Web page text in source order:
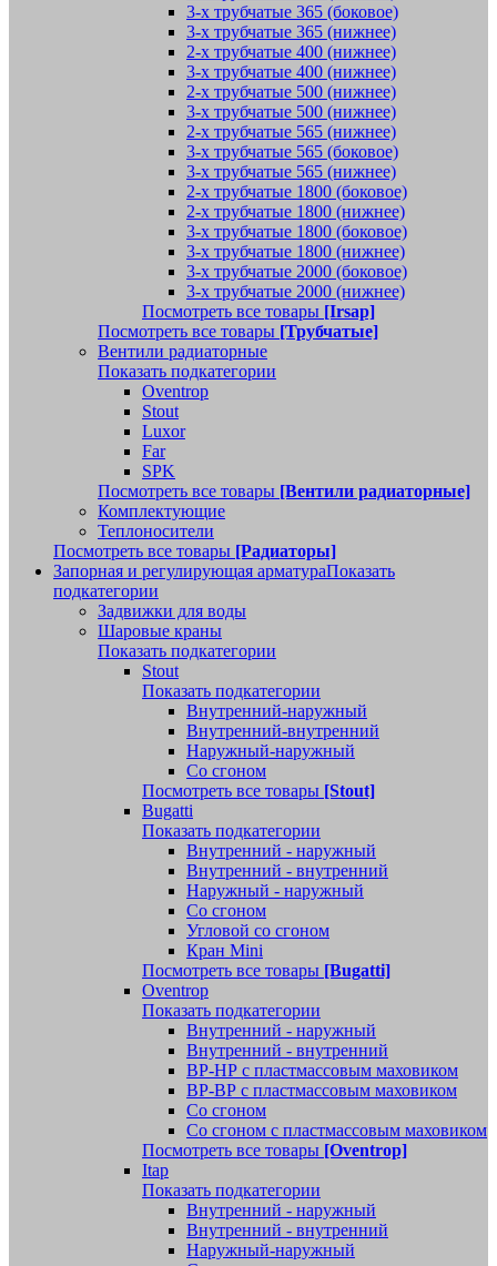
3-х трубчатые 365 (боковое)
3-х трубчатые 365 (нижнее)
2-х трубчатые 400 (нижнее)
3-х трубчатые 400 (нижнее)
2-х трубчатые 500 (нижнее)
3-х трубчатые 500 (нижнее)
2-х трубчатые 565 (нижнее)
3-х трубчатые 565 (боковое)
3-х трубчатые 565 (нижнее)
2-х трубчатые 1800 (боковое)
2-х трубчатые 1800 (нижнее)
3-х трубчатые 1800 (боковое)
3-х трубчатые 1800 (нижнее)
3-х трубчатые 2000 (боковое)
3-х трубчатые 2000 (нижнее)
Посмотреть все товары [Irsap]
Посмотреть все товары [Трубчатые]
Вентили радиаторные
Показать подкатегории
Oventrop
Stout
Luxor
Far
SPK
Посмотреть все товары [Вентили радиаторные]
Комплектующие
Теплоносители
Посмотреть все товары [Радиаторы]
Запорная и регулирующая арматураПоказать
подкатегории
Задвижки для воды
Шаровые краны
Показать подкатегории
Stout
Показать подкатегории
Внутренний-наружный
Внутренний-внутренний
Наружный-наружный
Со сгоном
Посмотреть все товары [Stout]
Bugatti
Показать подкатегории
Внутренний - наружный
Внутренний - внутренний
Наружный - наружный
Со сгоном
Угловой со сгоном
Кран Mini
Посмотреть все товары [Bugatti]
Oventrop
Показать подкатегории
Внутренний - наружный
Внутренний - внутренний
ВР-НР с пластмассовым маховиком
ВР-ВР с пластмассовым маховиком
Со сгоном
Со сгоном с пластмассовым маховиком
Посмотреть все товары [Oventrop]
Itap
Показать подкатегории
Внутренний - наружный
Внутренний - внутренний
Наружный-наружный